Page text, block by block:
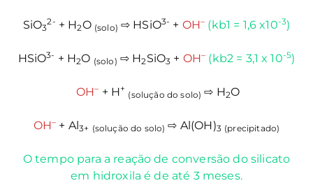
SiO3
2- + H2O (solo) ⇨ HSiO3- + OH– (kb1 = 1,6 x10-3)
HSiO3- + H2O (solo) ⇨ H2 SiO3 + OH– (kb2 = 3,1 x 10-5)
OH– + H+
(solução do solo) ⇨ H2O
OH– + Al3+ (solução do solo) ⇨ Al(OH)3 (precipitado)
O tempo para a reação de conversão do silicato
em hidroxila é de até 3 meses.